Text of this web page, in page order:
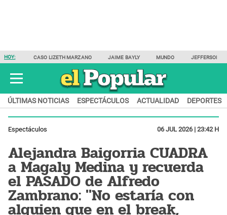
HOY: CASO LIZETH MARZANO JAIME BAYLY MUNDO JEFFERSON
ÚLTIMAS NOTICIAS ESPECTÁCULOS ACTUALIDAD DEPORTES
Espectáculos 06 JUL 2026 | 23:42 H
Alejandra Baigorria CUADRA
a Magaly Medina y recuerda
el PASADO de Alfredo
Zambrano: "No estaría con
alguien que en el break,